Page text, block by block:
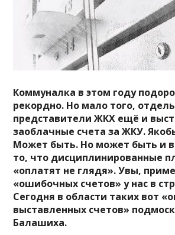
Коммуналка в этом году
рекордно. Но мало того,
представители ЖКХ ещё и
заоблачные счета за ЖКУ.
Может быть. Но может быть и
то, что дисциплинированные
«оплатят не глядя». Увы,
«ошибочных счетов» у нас в
Сегодня в области таких вот
выставленных счетов»
Балашиха.